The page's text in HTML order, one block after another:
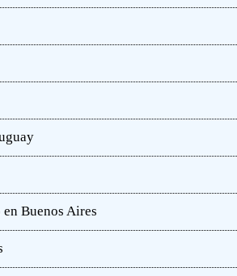
Buenos Aires